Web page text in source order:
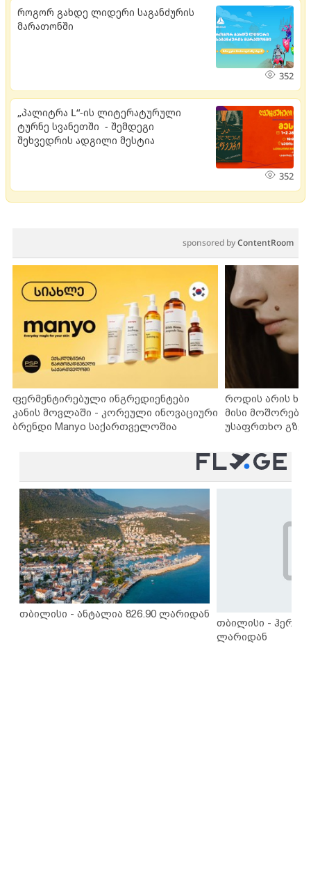
როგორ გახდე ლიდერი საგანძურის
მარათონში
352
„პალიტრა L“-ის ლიტერატურული
ტურნე სვანეთში - შემდეგი
შეხვედრის ადგილი მესტია
352
sponsored byContentRoom
ფერმენტირებული ინგრედიენტები
კანის მოვლაში - კორეული ინოვაციური
ბრენდი Manyo საქართველოშია
როდის არის
მისი
უსაფრთხო
თბილისი - ანტალია 826.90 ლარიდან
თბილისი -
ლარიდან